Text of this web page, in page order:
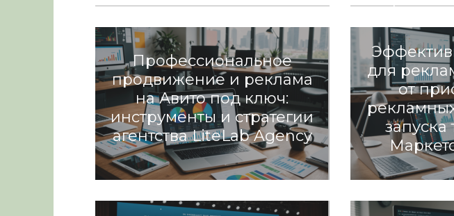
масок
Разное
Профессиональное
продвижение и реклама
на Авито под ключ:
инструменты и стратегии
агентства LiteLab Agency
Разное
для
от
запуска